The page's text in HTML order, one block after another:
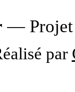
— Projet
par